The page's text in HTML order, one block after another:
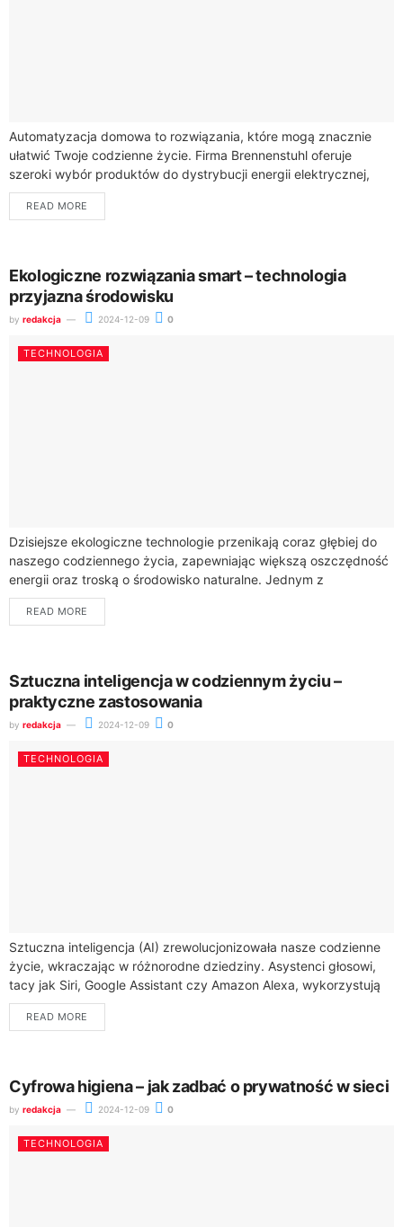
Automatyzacja domowa to rozwiązania, które mogą znacznie
ułatwić Twoje codzienne życie. Firma Brennenstuhl oferuje
szeroki wybór produktów do dystrybucji energii elektrycznej,
oświetlenie LED oraz systemy automatyki domowej. Produkty te
nadają...
READ MORE
Ekologiczne rozwiązania smart – technologia
przyjazna środowisku
by redakcja 2024-12-09 0
TECHNOLOGIA
Dzisiejsze ekologiczne technologie przenikają coraz głębiej do
naszego codziennego życia, zapewniając większą oszczędność
energii oraz troską o środowisko naturalne. Jednym z
przykładów takich innowacyjnych rozwiązań są inteligentne
systemy zarządzania stosowane...
READ MORE
Sztuczna inteligencja w codziennym życiu –
praktyczne zastosowania
by redakcja 2024-12-09 0
TECHNOLOGIA
Sztuczna inteligencja (AI) zrewolucjonizowała nasze codzienne
życie, wkraczając w różnorodne dziedziny. Asystenci głosowi,
tacy jak Siri, Google Assistant czy Amazon Alexa, wykorzystują
rozpoznawanie mowy i przetwarzanie języka naturalnego do
wykonywania...
READ MORE
Cyfrowa higiena – jak zadbać o prywatność w sieci
by redakcja 2024-12-09 0
TECHNOLOGIA